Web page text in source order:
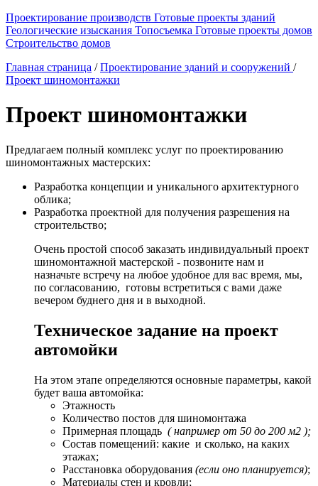
Проектирование производств Готовые проекты зданий
Геологические изыскания Топосъемка Готовые проекты домов
Строительство домов
Главная страница / Проектирование зданий и сооружений /
Проект шиномонтажки
Проект шиномонтажки
Предлагаем полный комплекс услуг по проектированию
шиномонтажных мастерских:
Разработка концепции и уникального архитектурного
облика;
Разработка проектной для получения разрешения на
строительство;
Очень простой способ заказать индивидуальный проект
шиномонтажной мастерской - позвоните нам и
назначьте встречу на любое удобное для вас время, мы,
по согласованию, готовы встретиться с вами даже
вечером буднего дня и в выходной.
Техническое задание на проект
автомойки
На этом этапе определяются основные параметры, какой
будет ваша автомойка:
Этажность
Количество постов для шиномонтажа
Примерная площадь ( например от 50 до 200 м2 );
Состав помещений: какие и сколько, на каких
этажах;
Расстановка оборудования (если оно планируется);
Материалы стен и кровли;